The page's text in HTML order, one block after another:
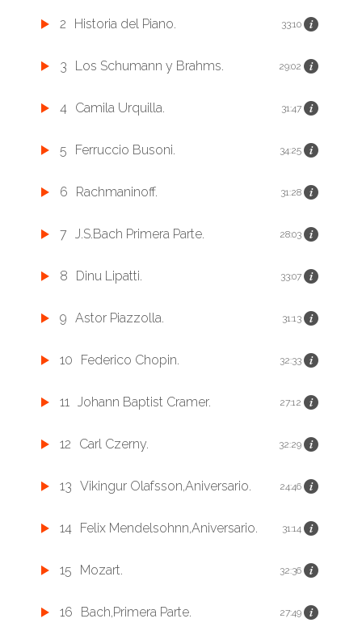
2 Historia del Piano. 33:10
3 Los Schumann y Brahms. 29:02
4 Camila Urquilla. 31:47
5 Ferruccio Busoni. 34:25
6 Rachmaninoff. 31:28
7 J.S.Bach Primera Parte. 28:03
8 Dinu Lipatti. 33:07
9 Astor Piazzolla. 31:13
10 Federico Chopin. 32:33
11 Johann Baptist Cramer. 27:12
12 Carl Czerny. 32:29
13 Vikingur Olafsson,Aniversario. 24:46
14 Felix Mendelsohnn,Aniversario. 31:14
15 Mozart. 32:36
16 Bach,Primera Parte. 27:49